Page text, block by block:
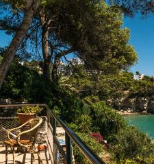
Conseils
réussir son
en Espagne
Choisir le bon
Le choix de
réussir un achat